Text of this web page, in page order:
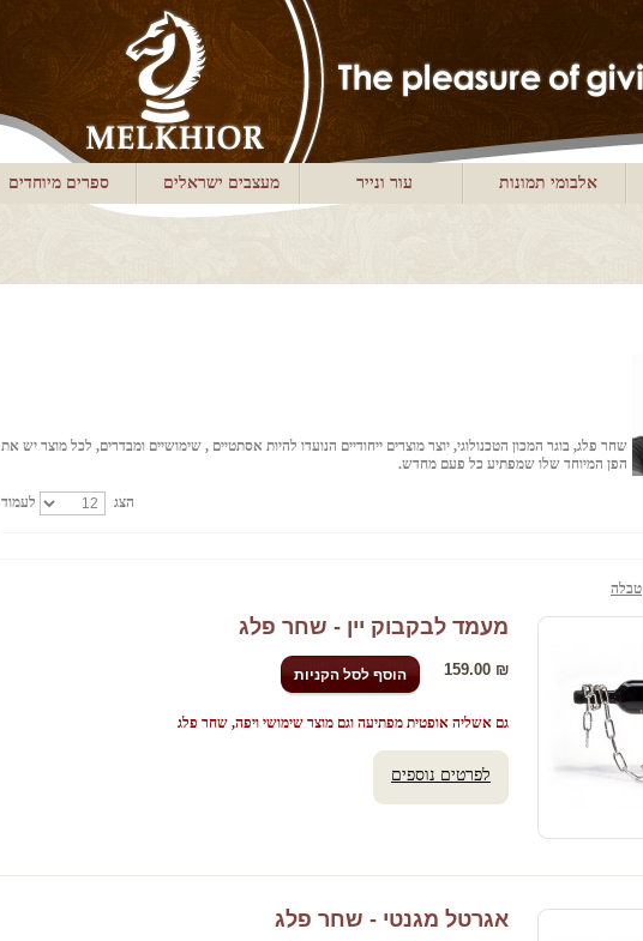
אלבומי תמונות עור ונייר מעצבים ישראלים ספרים מיוחדים
שחר פלג, בוגר המכון הטכנולוגי, יוצר מוצרים ייחודיים הנועדו להיות אסתטיים , שימושיים ומבדרים, לכל מוצר יש את
הפן המיוחד שלו שמפתיע כל פעם מחדש.
הצג לעמוד
טבלה
מעמד לבקבוק יין - שחר פלג
159.00 ₪ הוסף לסל הקניות
גם אשליה אופטית מפתיעה וגם מוצר שימושי ויפה, שחר פלג
לפרטים נוספים
אגרטל מגנטי - שחר פלג